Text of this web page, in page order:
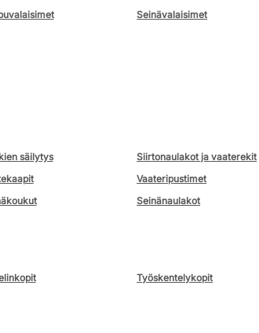
Seinävalaisimet
säilytys
Siirtonaulakot ja vaaterekit
Vaateripustimet
Seinänaulakot
Työskentelykopit